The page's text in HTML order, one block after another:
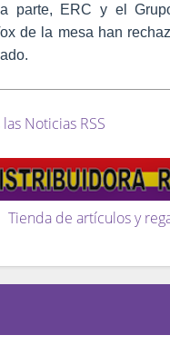
parte, ERC y el
de la mesa han
Noticias RSS
Tienda de artículos y